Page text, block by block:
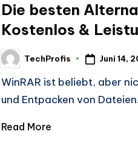
Die besten
Kostenlos &
Posted
by
TechProfis Juni 14,
WinRAR ist beliebt, aber
und Entpacken von
Read More